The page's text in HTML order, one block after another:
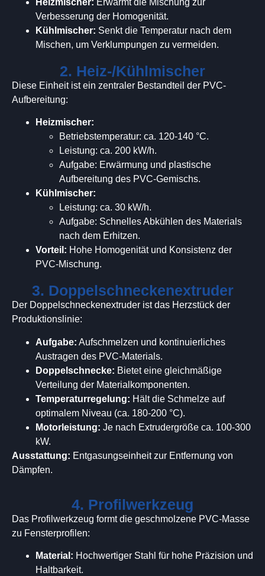
Heizmischer: Erwärmt die Mischung zur
Verbesserung der Homogenität.
Kühlmischer: Senkt die Temperatur nach dem
Mischen, um Verklumpungen zu vermeiden.
2. Heiz-/Kühlmischer
Diese Einheit ist ein zentraler Bestandteil der PVC-
Aufbereitung:
Heizmischer:
Betriebstemperatur: ca. 120-140 °C.
Leistung: ca. 200 kW/h.
Aufgabe: Erwärmung und plastische
Aufbereitung des PVC-Gemischs.
Kühlmischer:
Leistung: ca. 30 kW/h.
Aufgabe: Schnelles Abkühlen des Materials
nach dem Erhitzen.
Vorteil: Hohe Homogenität und Konsistenz der
PVC-Mischung.
3. Doppelschneckenextruder
Der Doppelschneckenextruder ist das Herzstück der
Produktionslinie:
Aufgabe: Aufschmelzen und kontinuierliches
Austragen des PVC-Materials.
Doppelschnecke: Bietet eine gleichmäßige
Verteilung der Materialkomponenten.
Temperaturregelung: Hält die Schmelze auf
optimalem Niveau (ca. 180-200 °C).
Motorleistung: Je nach Extrudergröße ca. 100-300
kW.
Ausstattung: Entgasungseinheit zur Entfernung von
Dämpfen.
4. Profilwerkzeug
Das Profilwerkzeug formt die geschmolzene PVC-Masse
zu Fensterprofilen:
Material: Hochwertiger Stahl für hohe Präzision und
Haltbarkeit.